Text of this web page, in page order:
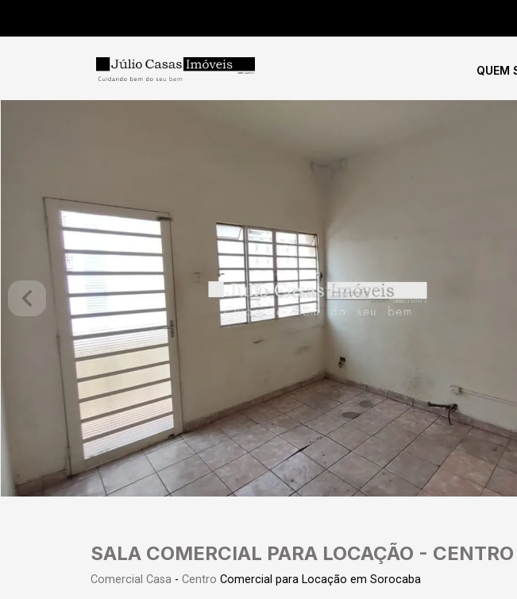
QUEM
SALA COMERCIAL PARA LOCAÇÃO -
Comercial Casa - Centro Comercial para Locação em Sorocaba